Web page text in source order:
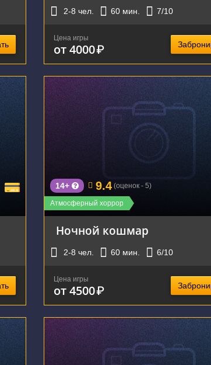
2-8 чел. 60 мин. 7/10
Цена игры
от 4000₽
г. Екатеринбург, улица Чапаева, 72А
Атмосферный хоррор
14+ 9.4 (оценок - 5)
Ночной кошмар
2-8 чел. 60 мин. 6/10
Цена игры
от 4500₽
г. Екатеринбург, Волгоградская